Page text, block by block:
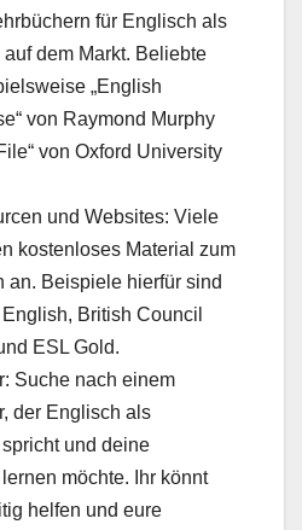
für Englisch als
dem Markt. Beliebte
„English
von Raymond Murphy
von Oxford University
und Websites: Viele
kostenloses Material zum
an. Beispiele hierfür sind
British Council
ESL Gold.
Suche nach einem
der Englisch als
und deine
möchte. Ihr könnt
helfen und eure